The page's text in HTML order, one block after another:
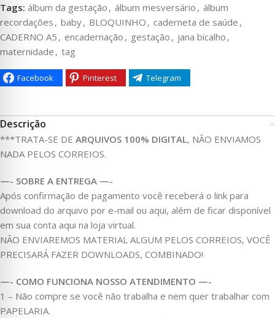
Tags: álbum da gestação , álbum mesversário , álbum
recordações , baby, BLOQUINHO , caderneta de saúde ,
CADERNO A5 , encadernação , gestação , jana bicalho ,
maternidade , tag
Facebook Pinterest Telegram
Descrição
***TRATA-SE DE ARQUIVOS 100% DIGITAL, NÃO ENVIAMOS
NADA PELOS CORREIOS.
—- SOBRE A ENTREGA —-
Após confirmação de pagamento você receberá o link para
download do arquivo por e-mail ou aqui, além de ficar disponível
em sua conta aqui na loja virtual.
NÃO ENVIAREMOS MATERIAL ALGUM PELOS CORREIOS, VOCÊ
PRECISARÁ FAZER DOWNLOADS, COMBINADO!
—- COMO FUNCIONA NOSSO ATENDIMENTO —-
1 – Não compre se você não trabalha e nem quer trabalhar com
PAPELARIA.